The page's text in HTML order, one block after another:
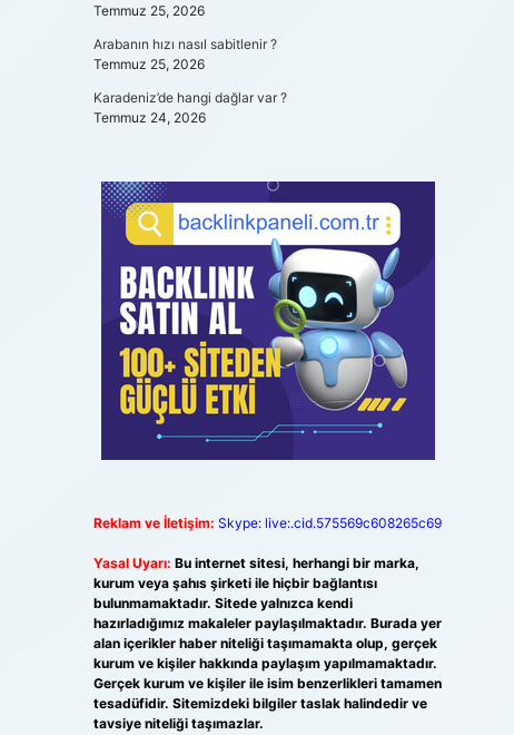
Temmuz 25, 2026
Arabanın hızı nasıl sabitlenir ?
Temmuz 25, 2026
Karadeniz’de hangi dağlar var ?
Temmuz 24, 2026
Reklam ve İletişim: Skype: live:.cid.575569c608265c69
Yasal Uyarı: Bu internet sitesi, herhangi bir marka,
kurum veya şahıs şirketi ile hiçbir bağlantısı
bulunmamaktadır. Sitede yalnızca kendi
hazırladığımız makaleler paylaşılmaktadır. Burada yer
alan içerikler haber niteliği taşımamakta olup, gerçek
kurum ve kişiler hakkında paylaşım yapılmamaktadır.
Gerçek kurum ve kişiler ile isim benzerlikleri tamamen
tesadüfidir. Sitemizdeki bilgiler taslak halindedir ve
tavsiye niteliği taşımazlar.